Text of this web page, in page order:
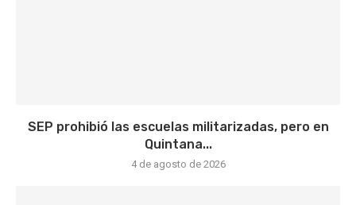
SEP prohibió las escuelas militarizadas, pero en
Quintana...
4 de agosto de 2026